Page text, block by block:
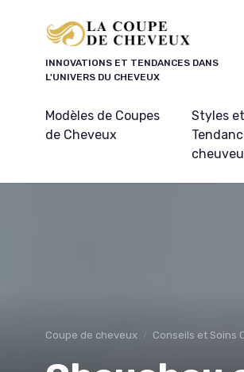
INNOVATIONS ET TENDANCES DANS
L'UNIVERS DU CHEVEUX
Modèles de Coupes
de Cheveux
Styles et
Coupe de cheveux Conseils et Soins